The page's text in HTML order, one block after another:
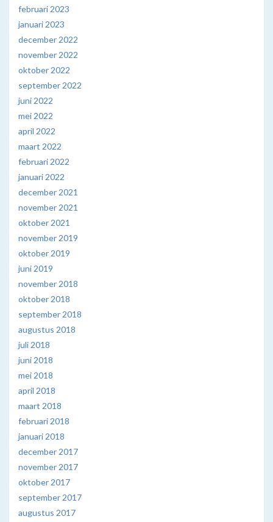
februari 2023
januari 2023
december 2022
november 2022
oktober 2022
september 2022
juni 2022
mei 2022
april 2022
maart 2022
februari 2022
januari 2022
december 2021
november 2021
oktober 2021
november 2019
oktober 2019
juni 2019
november 2018
oktober 2018
september 2018
augustus 2018
juli 2018
juni 2018
mei 2018
april 2018
maart 2018
februari 2018
januari 2018
december 2017
november 2017
oktober 2017
september 2017
augustus 2017